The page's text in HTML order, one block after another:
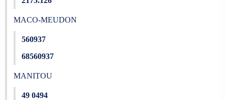
MACO-MEUDON
560937
68560937
MANITOU
49 0494